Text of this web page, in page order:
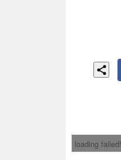
loading failed!